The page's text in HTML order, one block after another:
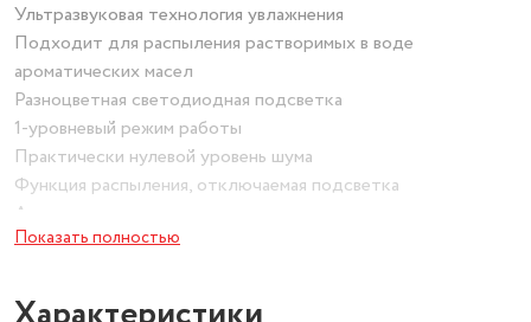
Ультразвуковая технология увлажнения
Подходит для распыления растворимых в воде
ароматических масел
Разноцветная светодиодная подсветка
1-уровневый режим работы
Практически нулевой уровень шума
Функция распыления, отключаемая подсветка
Автоматическое выключение
Легко моющиеся элементы
Показать полностью